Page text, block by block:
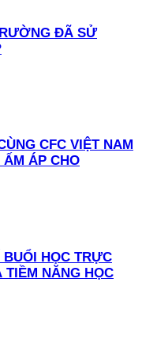
ĐÃ SỬ
CFC VIỆT NAM
ẤM ÁP CHO
HỌC TRỰC
NĂNG HỌC